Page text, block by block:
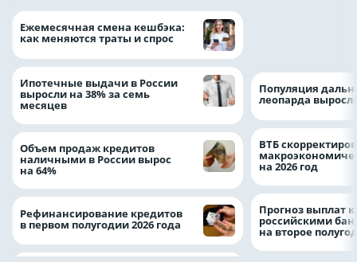
Ежемесячная смена кешбэка:
как меняются траты и спрос
Ипотечные выдачи в России
выросли на 38% за семь
месяцев
Объем продаж кредитов
наличными в России вырос
на 64%
Рефинансирование кредитов
в первом полугодии 2026 года
Популяция
леопарда
ВТБ
на 2026 год
Прогноз выплат
российскими
на второе